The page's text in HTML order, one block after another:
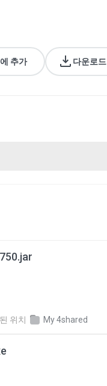
추가 다운로드
위치 My 4shared